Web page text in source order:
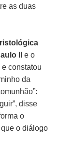
as duas
II
e o
e constatou
da
disse
o
o diálogo